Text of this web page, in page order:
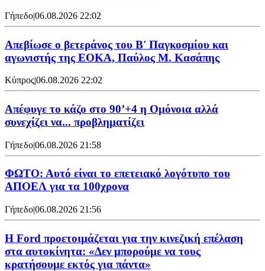
Γήπεδο|06.08.2026 22:02
Απεβίωσε ο βετεράνος του Β' Παγκοσμίου και
αγωνιστής της ΕΟΚΑ, Παύλος Μ. Κασάπης
Κύπρος|06.08.2026 22:02
Απέφυγε το κάζο στο 90’+4 η Ομόνοια αλλά
συνεχίζει να... προβληματίζει
Γήπεδο|06.08.2026 21:58
ΦΩΤΟ: Αυτό είναι το επετειακό λογότυπο του
ΑΠΟΕΛ για τα 100χρονα
Γήπεδο|06.08.2026 21:56
Η Ford προετοιμάζεται για την κινεζική επέλαση
στα αυτοκίνητα: «Δεν μπορούμε να τους
κρατήσουμε εκτός για πάντα»